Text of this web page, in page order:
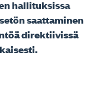
hallituksissa
saattaminen
direktiivissä